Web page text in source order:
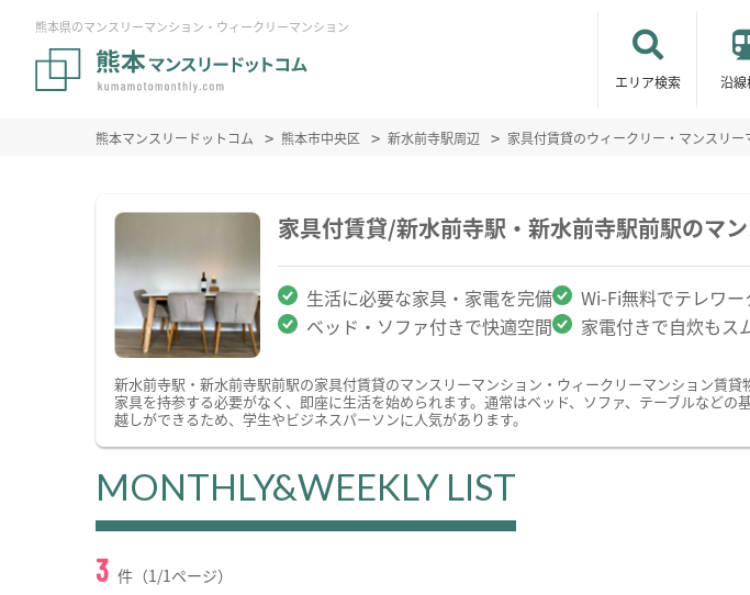
熊本県のマンスリーマンション・ウィークリーマンション
エリア検索 沿線
熊本マンスリードットコム 熊本市中央区 新水前寺駅周辺 家具付賃貸のウィークリー・マンスリ
家具付賃貸/新水前寺駅・新水前寺駅前駅のマ
生活に必要な家具・家電を完備 Wi-Fi無料でテレワ
ベッド・ソファ付きで快適空間
家電付きで自炊もス
新水前寺駅・新水前寺駅前駅の家具付賃貸のマンスリーマンション・ウィークリーマンション賃
家具を持参する必要がなく、即座に生活を始められます。通常はベッド、ソファ、テーブルなど
越しができるため、学生やビジネスパーソンに人気があります。
MONTHLY&WEEKLY LIST
3 件（1/1ページ）